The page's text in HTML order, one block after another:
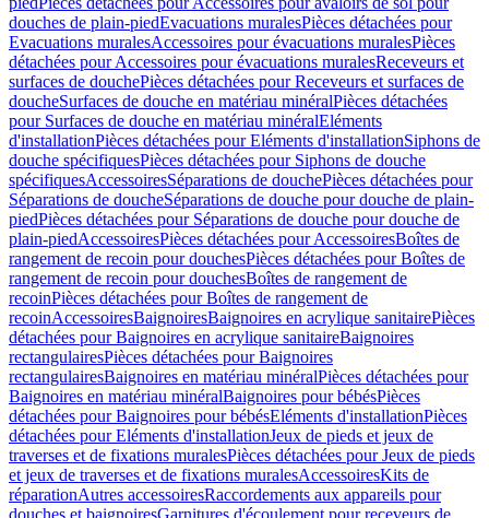
douches de plain-piedEvacuations muralesPièces détachées pour
Evacuations muralesAccessoires pour évacuations muralesPièces
détachées pour Accessoires pour évacuations muralesReceveurs et
surfaces de douchePièces détachées pour Receveurs et surfaces de
doucheSurfaces de douche en matériau minéralPièces détachées
pour Surfaces de douche en matériau minéralEléments
d'installationPièces détachées pour Eléments d'installationSiphons de
douche spécifiquesPièces détachées pour Siphons de douche
spécifiquesAccessoiresSéparations de douchePièces détachées pour
Séparations de doucheSéparations de douche pour douche de plain-
piedPièces détachées pour Séparations de douche pour douche de
plain-piedAccessoiresPièces détachées pour AccessoiresBoîtes de
rangement de recoin pour douchesPièces détachées pour Boîtes de
rangement de recoin pour douchesBoîtes de rangement de
recoinPièces détachées pour Boîtes de rangement de
recoinAccessoiresBaignoiresBaignoires en acrylique sanitairePièces
détachées pour Baignoires en acrylique sanitaireBaignoires
rectangulairesPièces détachées pour Baignoires
rectangulairesBaignoires en matériau minéralPièces détachées pour
Baignoires en matériau minéralBaignoires pour bébésPièces
détachées pour Baignoires pour bébésEléments d'installationPièces
détachées pour Eléments d'installationJeux de pieds et jeux de
traverses et de fixations muralesPièces détachées pour Jeux de pieds
et jeux de traverses et de fixations muralesAccessoiresKits de
réparationAutres accessoiresRaccordements aux appareils pour
douches et baignoiresGarnitures d'écoulement pour receveurs de